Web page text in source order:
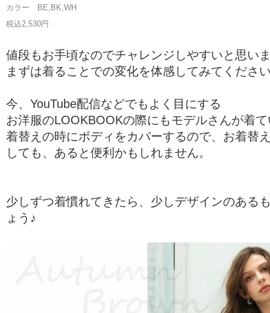
カラー BE,BK,WH
税込2,530円
値段もお手頃なのでチャレンジしやすいと思い
まずは着ることでの変化を体感してみてくださ
今、YouTube配信などでもよく目にする
お洋服のLOOKBOOKの際にもモデルさんが着
着替えの時にボディをカバーするので、お着替
しても、あると便利かもしれません。
少しずつ着慣れてきたら、少しデザインのある
ょう♪